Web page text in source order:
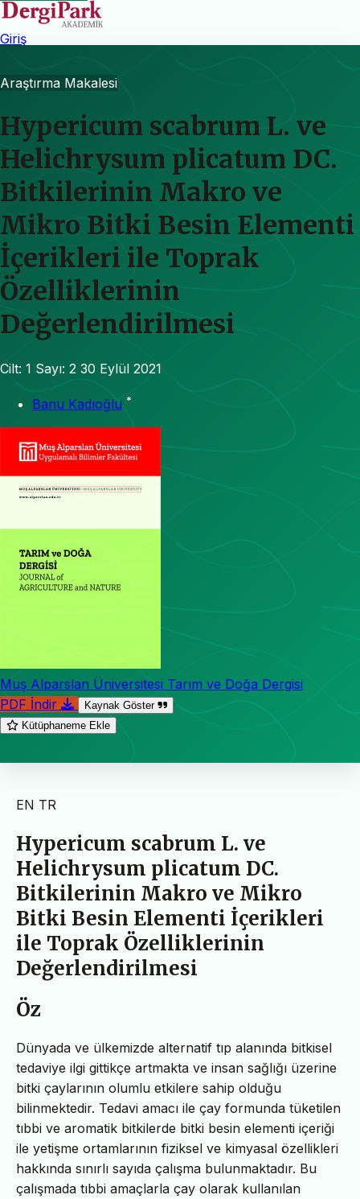
Giriş
Araştırma Makalesi
Hypericum scabrum L. ve
Helichrysum plicatum DC.
Bitkilerinin Makro ve
Mikro Bitki Besin Elementi
İçerikleri ile Toprak
Özelliklerinin
Değerlendirilmesi
Cilt: 1 Sayı: 2 30 Eylül 2021
Banu Kadıoğlu *
Muş Alparslan Üniversitesi Tarım ve Doğa Dergisi
PDF İndir
Kaynak Göster
Kütüphaneme Ekle
EN TR
Hypericum scabrum L. ve
Helichrysum plicatum DC.
Bitkilerinin Makro ve Mikro
Bitki Besin Elementi İçerikleri
ile Toprak Özelliklerinin
Değerlendirilmesi
Öz
Dünyada ve ülkemizde alternatif tıp alanında bitkisel
tedaviye ilgi gittikçe artmakta ve insan sağlığı üzerine
bitki çaylarının olumlu etkilere sahip olduğu
bilinmektedir. Tedavi amacı ile çay formunda tüketilen
tıbbi ve aromatik bitkilerde bitki besin elementi içeriği
ile yetişme ortamlarının fiziksel ve kimyasal özellikleri
hakkında sınırlı sayıda çalışma bulunmaktadır. Bu
çalışmada tıbbi amaçlarla çay olarak kullanılan